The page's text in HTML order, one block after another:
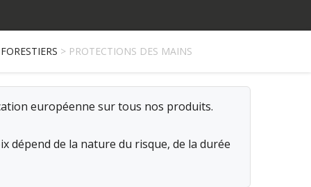
> PROTECTIONS DES MAINS
européenne sur tous nos produits.
dépend de la nature du risque, de la durée